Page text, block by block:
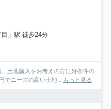
」駅 徒歩24分
土地購入をお考えの方に好条件の
でニーズの高い土地... もっと見る